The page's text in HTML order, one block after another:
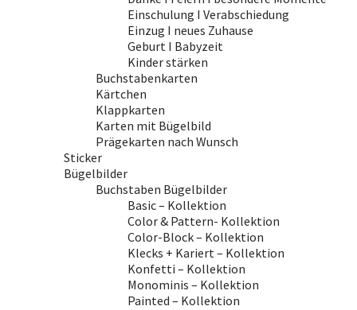
Einschulung I Verabschiedung
Einzug I neues Zuhause
Geburt I Babyzeit
Kinder stärken
Buchstabenkarten
Kärtchen
Klappkarten
Karten mit Bügelbild
Prägekarten nach Wunsch
Sticker
Bügelbilder
Buchstaben Bügelbilder
Basic – Kollektion
Color & Pattern- Kollektion
Color-Block – Kollektion
Klecks + Kariert – Kollektion
Konfetti – Kollektion
Monominis – Kollektion
Painted – Kollektion